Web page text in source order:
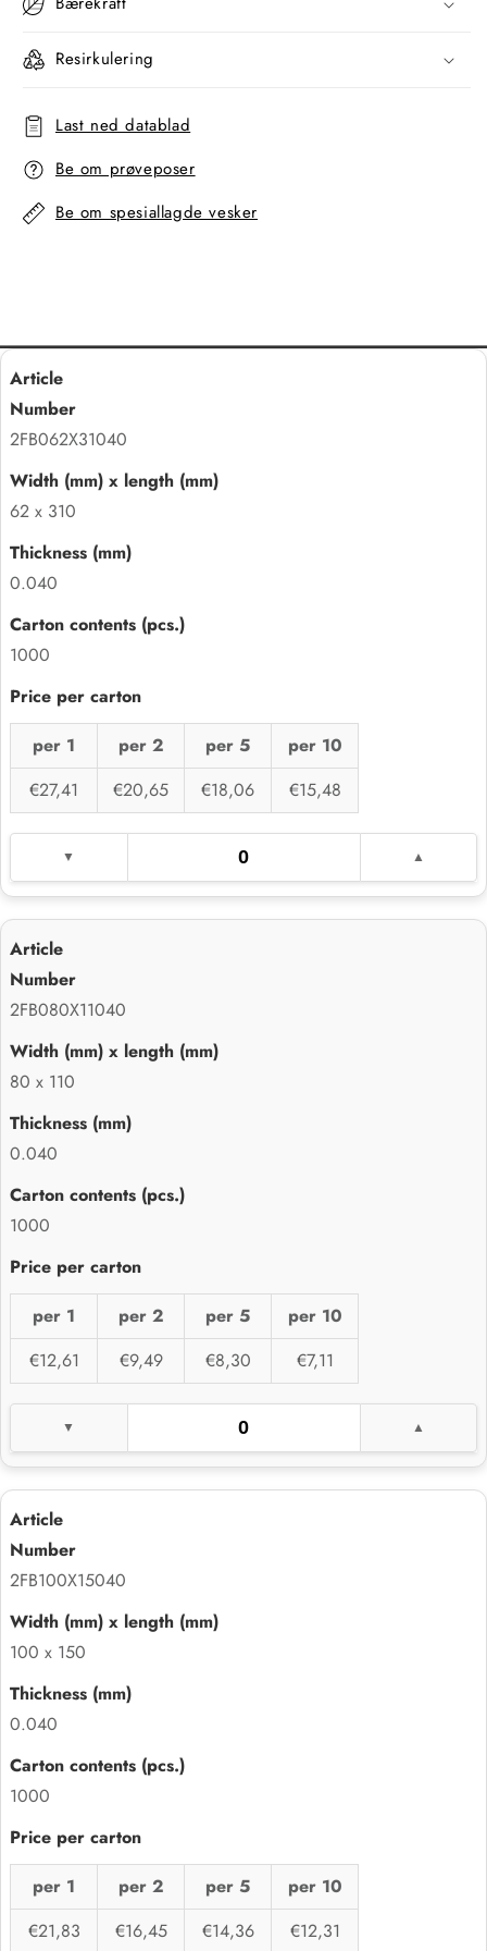
Resirkulering
Last ned datablad
Be om prøveposer
Be om spesiallagde vesker
2FB062X31040
62 x 310
0.040
1000
per 1 per 2 per 5
per 10
€27,41
€20,65 €18,06 €15,48
2FB080X11040
80 x 110
0.040
1000
per 1 per 2 per 5
per 10
€12,61
€9,49 €8,30 €7,11
2FB100X15040
100 x 150
0.040
1000
per 1 per 2 per 5
per 10
€21,83
€16,45 €14,36 €12,31